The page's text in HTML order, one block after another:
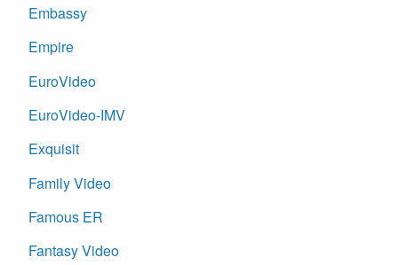
Embassy
Empire
EuroVideo
EuroVideo-IMV
Exquisit
Family Video
Famous ER
Fantasy Video